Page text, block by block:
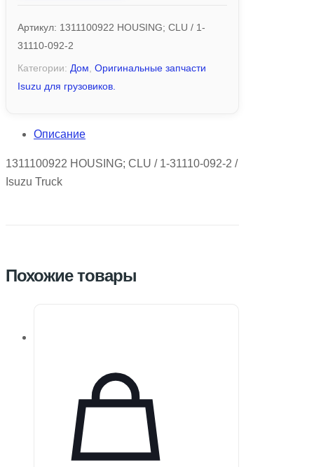
Артикул: 1311100922 HOUSING; CLU / 1-
31110-092-2
Категории: Дом Оригинальные запчасти
Isuzu для грузовиков.
Описание
1311100922 HOUSING; CLU / 1-31110-092-2 /
Isuzu Truck
Похожие товары